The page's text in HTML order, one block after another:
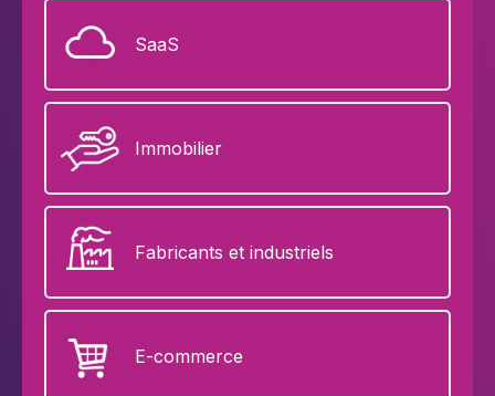
SaaS
Immobilier
Fabricants et industriels
E-commerce